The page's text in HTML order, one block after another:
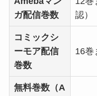
ガ配信巻数
認）
コミックシ
ーモア配信
巻数
16巻
無料巻数（A